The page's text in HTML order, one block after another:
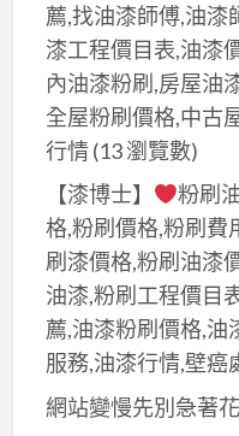
薦,找油漆師傅,油漆
漆工程價目表,油漆
內油漆粉刷,房屋油
全屋粉刷價格,中古
行情(13 瀏覽數)
【漆博士】
粉刷
格,粉刷價格,粉刷費
刷漆價格,粉刷油漆
油漆,粉刷工程價目
薦,油漆粉刷價格,油
服務,油漆行情,壁癌
網站變慢先別急著